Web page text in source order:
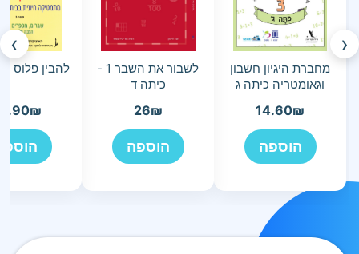
‹
מחברת היגיון חשבון
וגאומטריה כיתה ג
14.60₪
הוספה
לשבור את השבר 1 -
כיתה ד
26₪
הוספה
להבין פלוס 3 כיתה ה
₪
›